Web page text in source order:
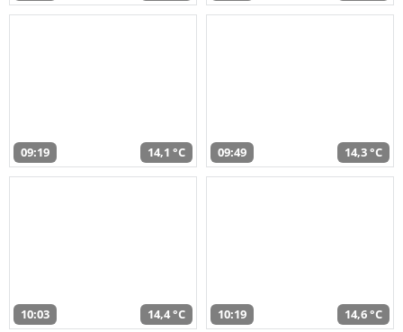
09:19 14,1 °C 09:49 14,3 °C
10:03 14,4 °C 10:19 14,6 °C